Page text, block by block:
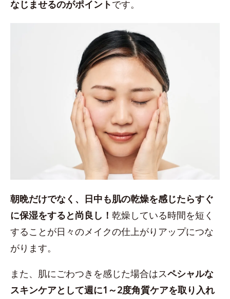
なじませるのがポイントです。
朝晩だけでなく、日中も肌の乾燥を感じたらすぐ
に保湿をすると尚良し！ 乾燥している時間を短く
することが日々のメイクの仕上がりアップにつな
がります。
また、肌にごわつきを感じた場合はスペシャルな
スキンケアとして週に1～2度角質ケアを取り入れ